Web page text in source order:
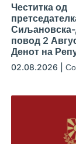
Честитка од
повод 2
Денот на
02.08.2026